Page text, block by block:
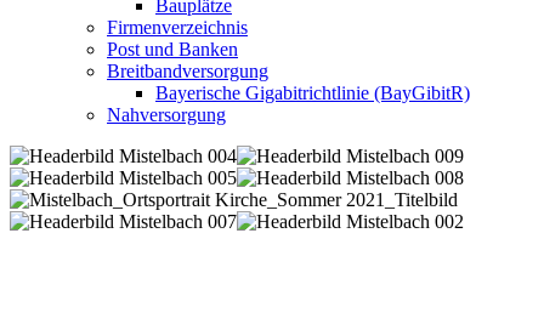
Bauplätze
Firmenverzeichnis
Post und Banken
Breitbandversorgung
Bayerische Gigabitrichtlinie (BayGibitR)
Nahversorgung